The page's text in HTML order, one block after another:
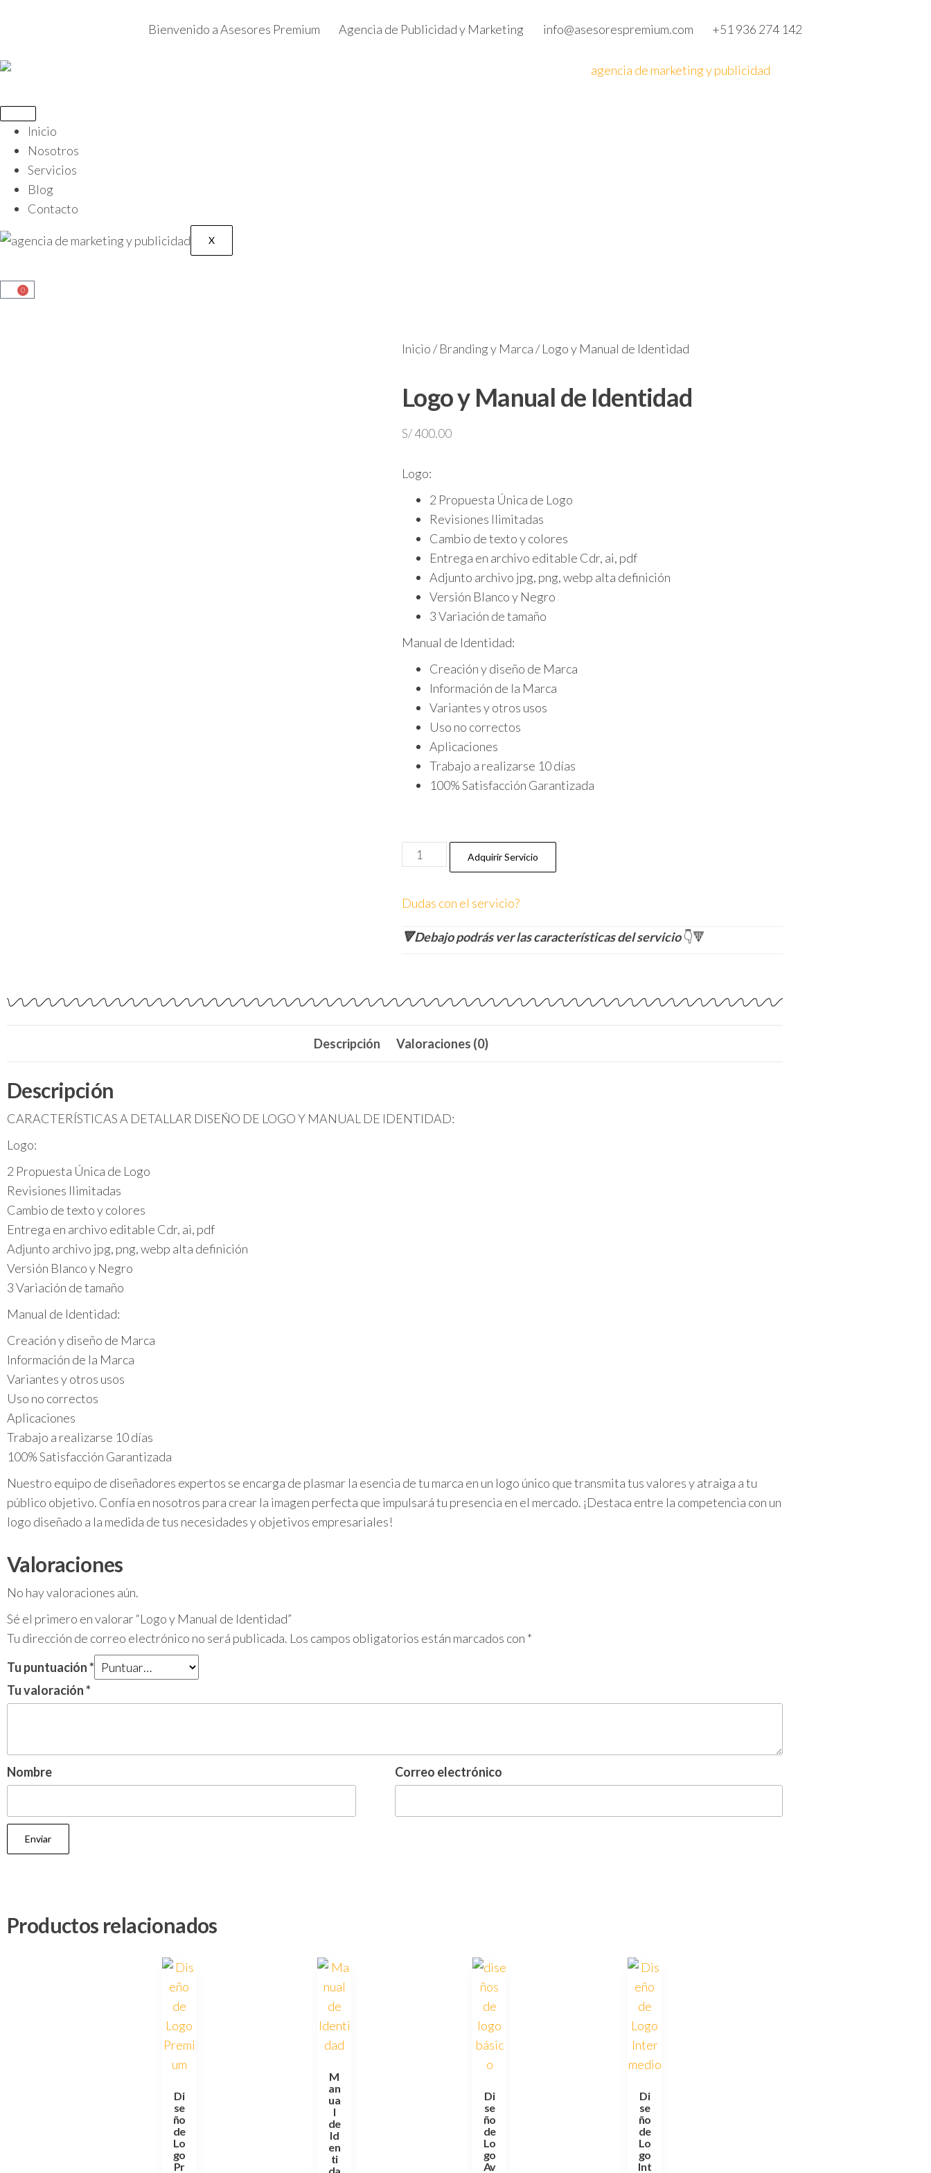
Bienvenido a Asesores Premium Agencia de Publicidad y Marketing info@asesorespremium.com +51 936 274 142
Inicio
Nosotros
Servicios
Blog
Contacto
X
0
Inicio/Branding y Marca/ Logo y Manual de Identidad
Logo y Manual de Identidad
S/400.00
Logo:
2 Propuesta Única de Logo
Revisiones Ilimitadas
Cambio de texto y colores
Entrega en archivo editable Cdr, ai, pdf
Adjunto archivo jpg, png, webp alta definición
Versión Blanco y Negro
3 Variación de tamaño
Manual de Identidad:
Creación y diseño de Marca
Información de la Marca
Variantes y otros usos
Uso no correctos
Aplicaciones
Trabajo a realizarse 10 días
100% Satisfacción Garantizada
Adquirir Servicio
Dudas con el servicio?
🔻Debajo podrás ver las características del servicio👇🔻
Descripción Valoraciones (0)
Descripción
CARACTERÍSTICAS A DETALLAR DISEÑO DE LOGO Y MANUAL DE IDENTIDAD:
Logo:
2 Propuesta Única de Logo
Revisiones Ilimitadas
Cambio de texto y colores
Entrega en archivo editable Cdr, ai, pdf
Adjunto archivo jpg, png, webp alta definición
Versión Blanco y Negro
3 Variación de tamaño
Manual de Identidad:
Creación y diseño de Marca
Información de la Marca
Variantes y otros usos
Uso no correctos
Aplicaciones
Trabajo a realizarse 10 días
100% Satisfacción Garantizada
Nuestro equipo de diseñadores expertos se encarga de plasmar la esencia de tu marca en un logo único que transmita tus valores y atraiga a tu
público objetivo. Confía en nosotros para crear la imagen perfecta que impulsará tu presencia en el mercado. ¡Destaca entre la competencia con un
logo diseñado a la medida de tus necesidades y objetivos empresariales!
Valoraciones
No hay valoraciones aún.
Sé el primero en valorar “Logo y Manual de Identidad”
Tu dirección de correo electrónico no será publicada. Los campos obligatorios están marcados con *
Tu puntuación*
Tu valoración*
Nombre Correo electrónico
Productos relacionados
Di
se
ño
de
Lo
go
Pr
M
an
ua
l
de
Id
en
ti
da
Di
se
ño
de
Lo
go
Av
Di
se
ño
de
Lo
go
Int